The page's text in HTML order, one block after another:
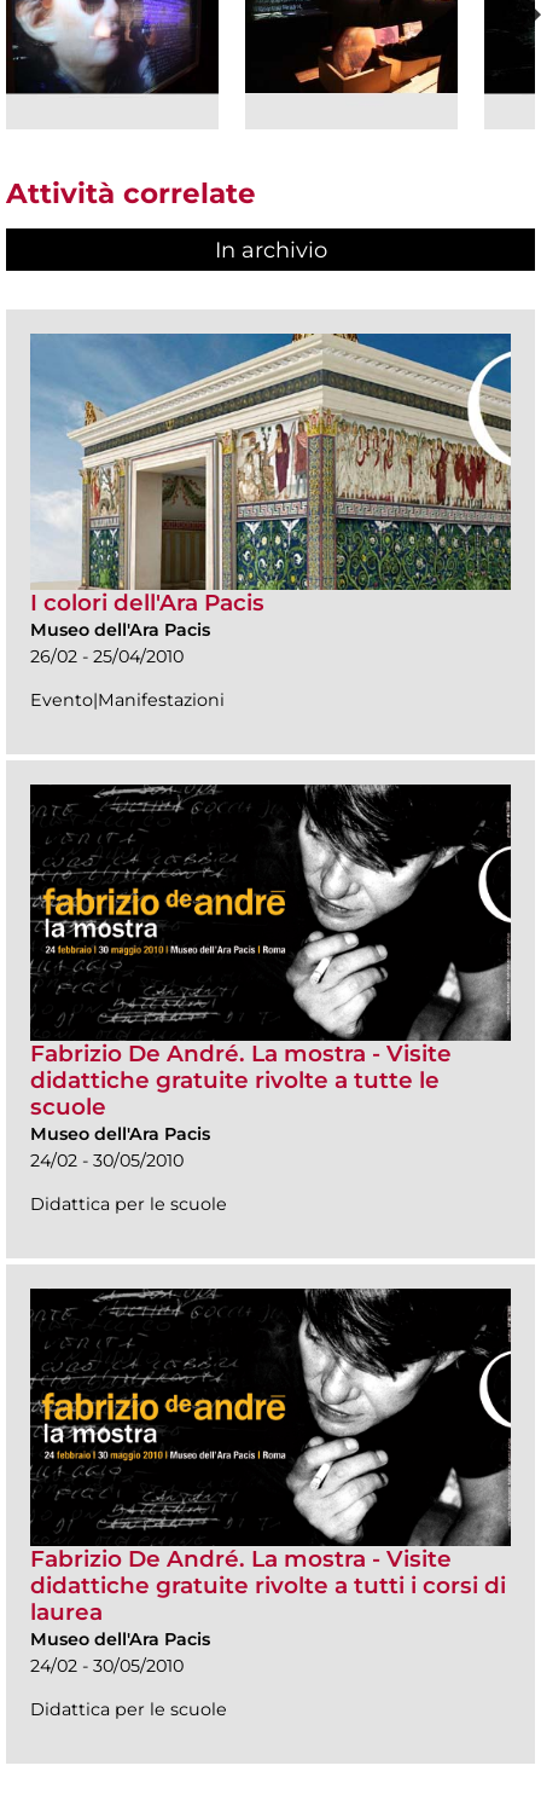
Attività correlate
In archivio
I colori dell'Ara Pacis
Museo dell'Ara Pacis
26/02 - 25/04/2010
Evento|Manifestazioni
Fabrizio De André. La mostra - Visite
didattiche gratuite rivolte a tutte le
scuole
Museo dell'Ara Pacis
24/02 - 30/05/2010
Didattica per le scuole
Fabrizio De André. La mostra - Visite
didattiche gratuite rivolte a tutti i corsi di
laurea
Museo dell'Ara Pacis
24/02 - 30/05/2010
Didattica per le scuole